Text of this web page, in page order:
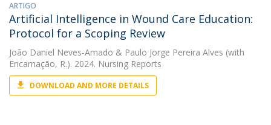
ARTIGO
Artificial Intelligence in Wound Care Education:
Protocol for a Scoping Review
João Daniel Neves-Amado & Paulo Jorge Pereira Alves (with
Encarnação, R.). 2024. Nursing Reports
DOWNLOAD AND MORE DETAILS